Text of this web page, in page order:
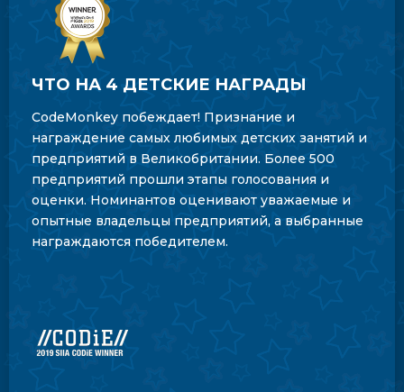
ЧТО НА 4 ДЕТСКИЕ НАГРАДЫ
CodeMonkey побеждает! Признание и
награждение самых любимых детских занятий и
предприятий в Великобритании. Более 500
предприятий прошли этапы голосования и
оценки. Номинантов оценивают уважаемые и
опытные владельцы предприятий, а выбранные
награждаются победителем.